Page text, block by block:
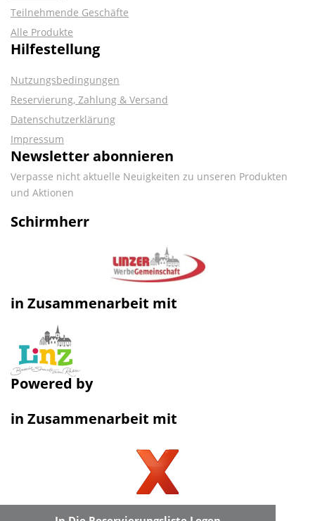
Teilnehmende Geschäfte
Alle Produkte
Hilfestellung
Nutzungsbedingungen
Reservierung, Zahlung & Versand
Datenschutzerklärung
Impressum
Newsletter abonnieren
Verpasse nicht aktuelle Neuigkeiten zu unseren Produkten
und Aktionen
Schirmherr
in Zusammenarbeit mit
Powered by
in Zusammenarbeit mit